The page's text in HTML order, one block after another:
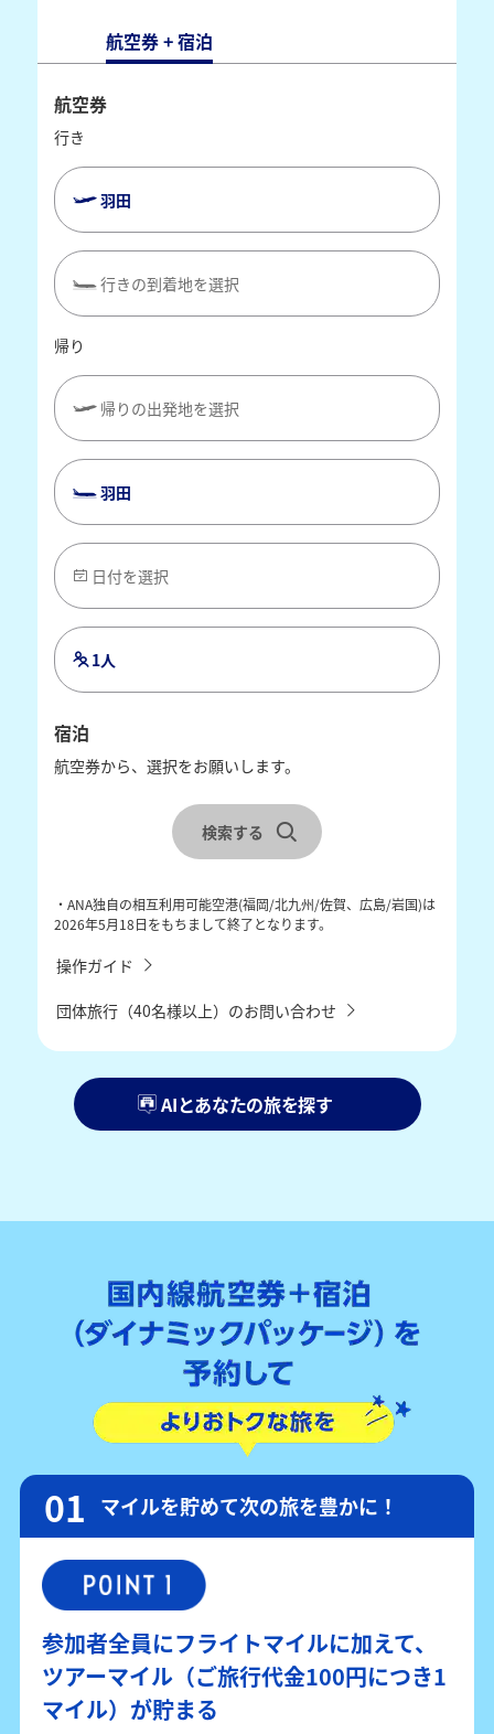
航空券 + 宿泊
航空券
行き
羽田
行きの到着地を選択
帰り
帰りの出発地を選択
羽田
日付を選択
1人
宿泊
航空券から、選択をお願いします。
宿泊地を選択
チェックイン・チェックアウトを選択
検索する
・ANA独自の相互利用可能空港(福岡/北九州/佐賀、広島/岩国)は
2026年5月18日をもちまして終了となります。
操作ガイド
団体旅行（40名様以上）のお問い合わせ
AIとあなたの旅を探す
マイルを貯めて次の旅を豊かに！
参加者全員にフライトマイルに加えて、
ツアーマイル（ご旅行代金100円につき1
マイル）が貯まる